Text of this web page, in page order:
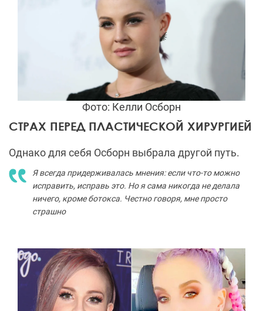
Фото: Келли Осборн
СТРАХ ПЕРЕД ПЛАСТИЧЕСКОЙ ХИРУРГИЕЙ
Однако для себя Осборн выбрала другой путь.
Я всегда придерживалась мнения: если что-то можно
исправить, исправь это. Но я сама никогда не делала
ничего, кроме ботокса. Честно говоря, мне просто
страшно